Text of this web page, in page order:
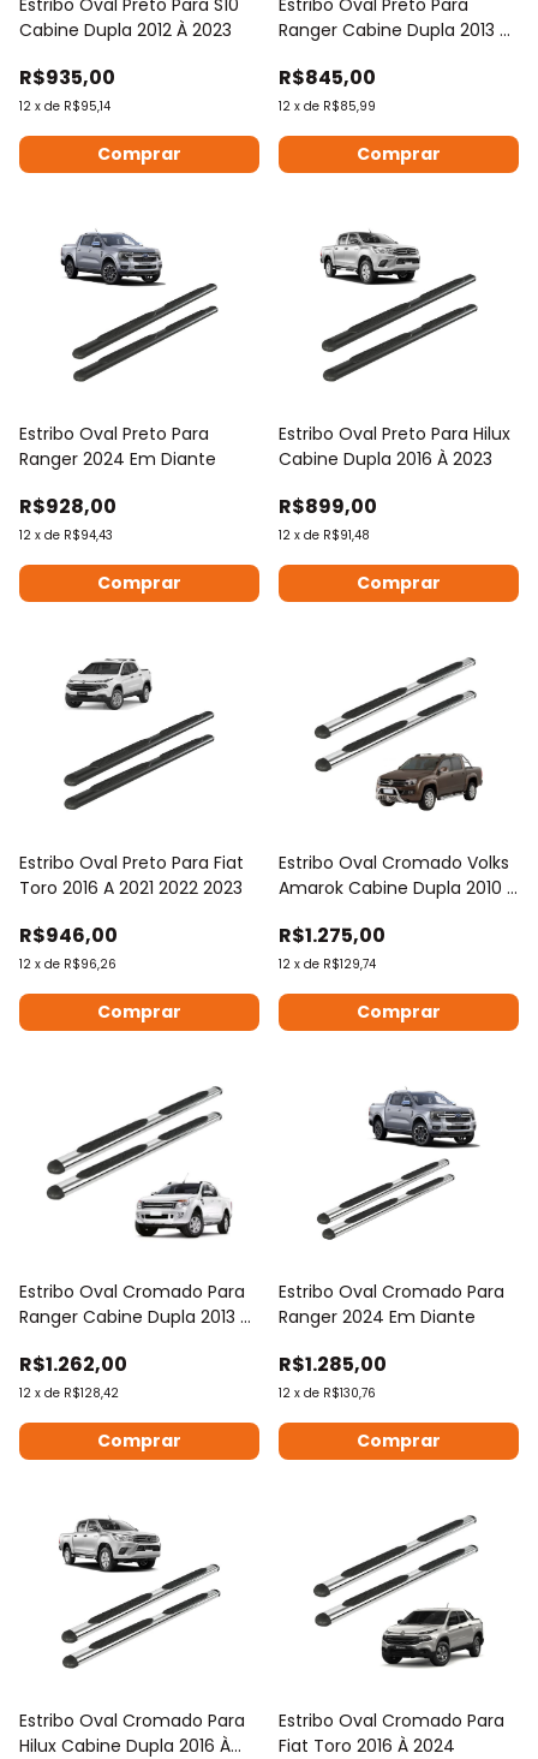
Cabine Dupla 2012 À 2023
R$935,00
12 x de R$95,14
Ranger Cabine Dupla 2013 À
R$845,00
12 x de R$85,99
Estribo Oval Preto Para
Ranger 2024 Em Diante
R$928,00
12 x de R$94,43
Estribo Oval Preto Para Hilux
Cabine Dupla 2016 À 2023
R$899,00
12 x de R$91,48
Estribo Oval Preto Para Fiat
Toro 2016 A 2021 2022 2023
R$946,00
12 x de R$96,26
Estribo Oval Cromado Volks
Amarok Cabine Dupla 2010 À
R$1.275,00
12 x de R$129,74
Estribo Oval Cromado Para
Ranger Cabine Dupla 2013 À
R$1.262,00
12 x de R$128,42
Estribo Oval Cromado Para
Ranger 2024 Em Diante
R$1.285,00
12 x de R$130,76
Estribo Oval Cromado Para
Hilux Cabine Dupla 2016 À
Estribo Oval Cromado Para
Fiat Toro 2016 À 2024